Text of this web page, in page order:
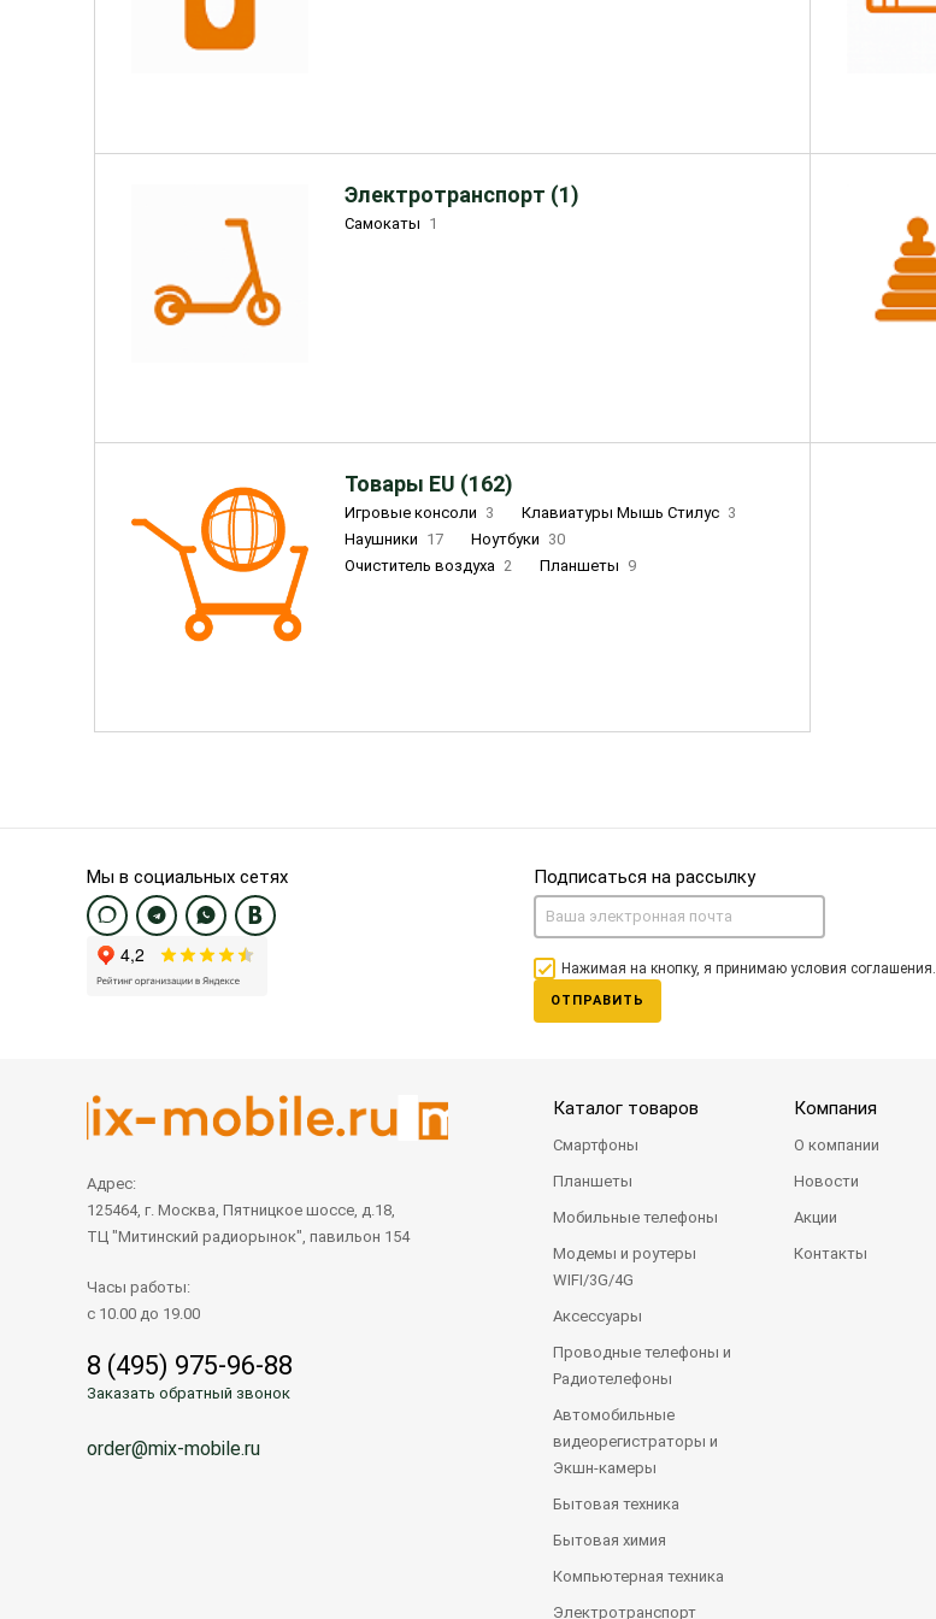
Электротранспорт (1)
Самокаты 1
Товары EU (162)
Игровые консоли 3 Клавиатуры Мышь Стилус 3
Наушники 17 Ноутбуки 30
Очиститель воздуха 2 Планшеты 9
Мы в социальных сетях Подписаться на рассылку
Нажимая на кнопку, я принимаю условия соглашения.
ОТПРАВИТЬ
Адрес:
125464, г. Москва, Пятницкое шоссе, д.18,
ТЦ "Митинский радиорынок", павильон 154
Часы работы:
с 10.00 до 19.00
8 (495) 975-96-88
Заказать обратный звонок
order@mix-mobile.ru
Каталог товаров
Смартфоны
Планшеты
Мобильные телефоны
Модемы и роутеры
WIFI/3G/4G
Аксессуары
Проводные телефоны и
Радиотелефоны
Автомобильные
видеорегистраторы и
Экшн-камеры
Бытовая техника
Бытовая химия
Компьютерная техника
Электротранспорт
Компания
О компании
Новости
Акции
Контакты